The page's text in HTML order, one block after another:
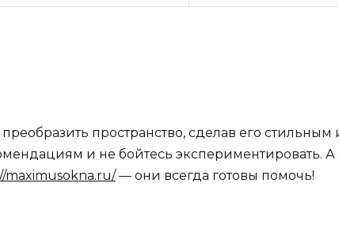
пространство, сделав его
и не бойтесь экспериментировать.
maximusokna.ru/— они всегда готовы помочь!